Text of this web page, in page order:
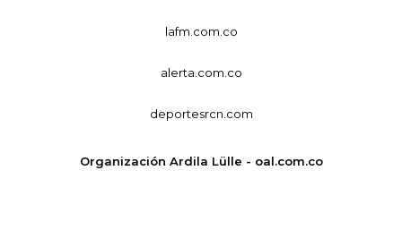
lafm.com.co
alerta.com.co
deportesrcn.com
Organización Ardila Lülle - oal.com.co